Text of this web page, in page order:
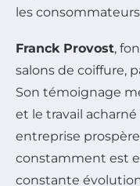
les
Franck Provost,
salons de coiffure,
Son témoignage
et le travail
entreprise
constamment est
constante